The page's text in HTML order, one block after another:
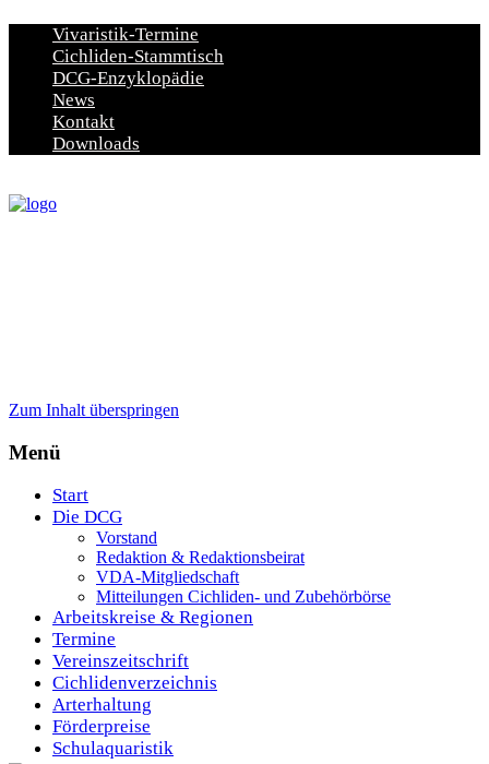
Vivaristik-Termine
Cichliden-Stammtisch
DCG-Enzyklopädie
News
Kontakt
Downloads
Zum Inhalt überspringen
Menü
Start
Die DCG
Vorstand
Redaktion & Redaktionsbeirat
VDA-Mitgliedschaft
Mitteilungen Cichliden- und Zubehörbörse
Arbeitskreise & Regionen
Termine
Vereinszeitschrift
Cichlidenverzeichnis
Arterhaltung
Förderpreise
Schulaquaristik